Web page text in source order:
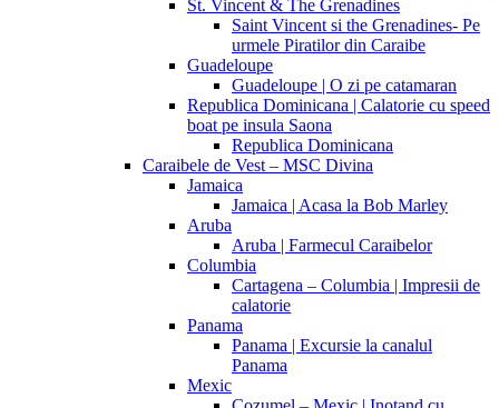
St. Vincent & The Grenadines
Saint Vincent si the Grenadines- Pe
urmele Piratilor din Caraibe
Guadeloupe
Guadeloupe | O zi pe catamaran
Republica Dominicana | Calatorie cu speed
boat pe insula Saona
Republica Dominicana
Caraibele de Vest – MSC Divina
Jamaica
Jamaica | Acasa la Bob Marley
Aruba
Aruba | Farmecul Caraibelor
Columbia
Cartagena – Columbia | Impresii de
calatorie
Panama
Panama | Excursie la canalul
Panama
Mexic